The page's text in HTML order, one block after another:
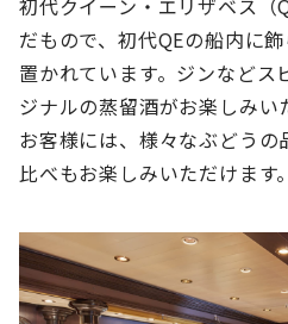
だもので、初代QEの船内に
置かれています。ジンなどス
ジナルの蒸留酒がお楽しみ
お客様には、様々なぶどう
比べもお楽しみいただけます。